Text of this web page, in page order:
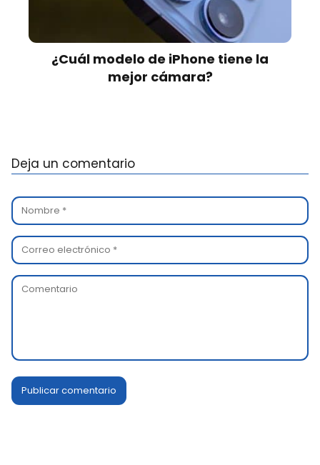
¿Cuál modelo de iPhone tiene la
mejor cámara?
Deja un comentario